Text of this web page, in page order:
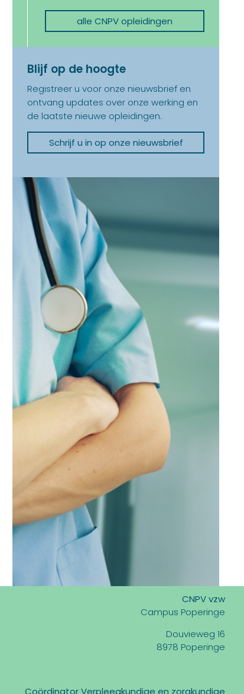
alle CNPV opleidingen
Blijf op de hoogte
Registreer u voor onze nieuwsbrief en
ontvang updates over onze werking en
de laatste nieuwe opleidingen.
Schrijf u in op onze nieuwsbrief
CNPV vzw
Campus Poperinge
Douvieweg 16
8978 Poperinge